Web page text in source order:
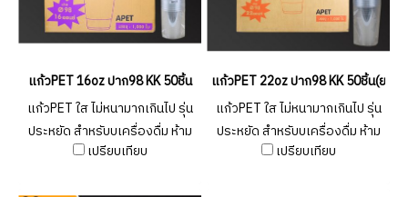
แก้วPET 16oz ปาก98 KK 50ชิ้น
แก้วPET ใส ไม่หนามากเกินไป รุ่น
ประหยัด สำหรับบเครื่องดื่ม ห้าม
ใส่ของร้อน ควรใช้เพียงครั้งเดียว
เปรียบเทียบ
แก้วPET 22oz ปาก98 KK 50ชิ้น(ยก
แก้วPET ใส ไม่หนามากเกินไป รุ่น
ประหยัด สำหรับบเครื่องดื่ม ห้าม
ใส่ของร้อน ควรใช้เพียงครั้งเดียว
เปรียบเทียบ